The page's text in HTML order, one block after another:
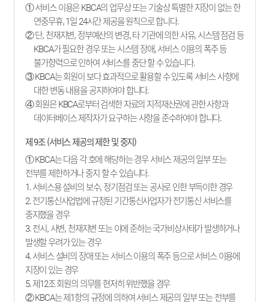
① 서비스 이용은 KBCA의 업무상 또는 기술상 특별한 지장이 없는 한
연중무휴, 1일 24시간 제공을 원칙으로 합니다.
② 단, 천재지변, 정부예산의 변경, 타 기관에 의한 사유, 시스템 점검 등
KBCA가 필요한 경우 또는 시스템 장애, 서비스 이용의 폭주 등
불가항력으로 인하여 서비스를 중단 할 수 있습니다.
③ KBCA는 회원이 보다 효과적으로 활용할 수 있도록 서비스 사항에
대한 변동 내용을 공지하여야 합니다.
④ 회원은 KBCA로부터 검색한 자료의 지적재산권에 관한 사항과
데이터베이스 제작자가 요구하는 사항을 준수하여야 합니다.
제 9조 (서비스 제공의 제한 및 중지)
① KBCA는 다음 각 호에 해당하는 경우 서비스 제공의 일부 또는
전부를 제한하거나 중지 할 수 있습니다.
1. 서비스용 설비의 보수, 정기점검 또는 공사로 인한 부득이한 경우
2. 전기통신사업법에 규정된 기간통신사업자가 전기통신 서비스를
중지했을 경우
3. 전시, 사변, 천재지변 또는 이에 준하는 국가비상사태가 발생하거나
발생할 우려가 있는 경우
4. 서비스 설비의 장애 또는 서비스 이용의 폭주 등으로 서비스 이용에
지장이 있는 경우
5. 제12조 회원의 의무를 현저히 위반했을 경우
② KBCA는 제1항의 규정에 의하여 서비스 제공의 일부 또는 전부를